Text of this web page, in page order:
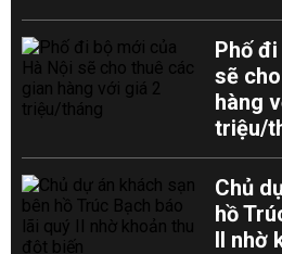
Phố
sẽ
hàng
triệu/
Chủ
hồ
II nhờ